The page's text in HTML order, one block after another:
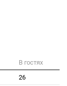
В гостях
26